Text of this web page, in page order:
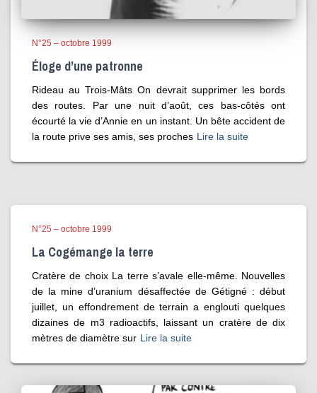
N°25 – octobre 1999
Éloge d’une patronne
Rideau au Trois-Mâts On devrait supprimer les bords
des routes. Par une nuit d’août, ces bas-côtés ont
écourté la vie d’Annie en un instant. Un bête accident de
la route prive ses amis, ses proches Lire la suite
N°25 – octobre 1999
La Cogémange la terre
Cratère de choix La terre s’avale elle-même. Nouvelles
de la mine d’uranium désaffectée de Gétigné : début
juillet, un effondrement de terrain a englouti quelques
dizaines de m3 radioactifs, laissant un cratère de dix
mètres de diamètre sur Lire la suite